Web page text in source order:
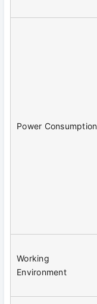
Power Consumption
Working
Environment